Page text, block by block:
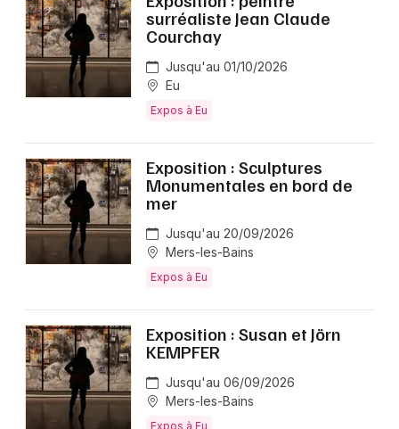
surréaliste Jean Claude
Courchay
Jusqu'au 01/10/2026
Eu
Expos à Eu
Exposition : Sculptures
Monumentales en bord de
mer
Jusqu'au 20/09/2026
Mers-les-Bains
Expos à Eu
Exposition : Susan et Jörn
KEMPFER
Jusqu'au 06/09/2026
Mers-les-Bains
Expos à Eu